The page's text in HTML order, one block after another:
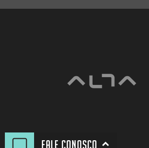
Fale conosco